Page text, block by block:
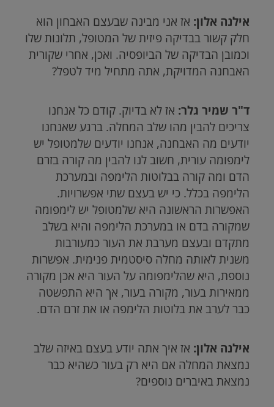
אילנה אלון: אז אני מבינה שבעצם האבחון הוא
חלק קשור בבדיקה פיזית של המטופל, תלונות שלו
וכמובן הבדיקה של הביופסיה. ואכן, אחרי שקורית
האבחנה המדויקת, אתה מתחיל מיד לטפל?
ד"ר שמיר גלר: אז לא בדיוק. קודם כל אנחנו
צריכים להבין מהו שלב המחלה. ברגע שאנחנו
יודעים מה האבחנה, אנחנו יודעים שלמטופל יש
לימפומה עורית, חשוב לנו להבין מה קורה בזרם
הדם ומה קורה בבלוטות הלימפה ובמערכת
הלימפה בכלל. כי יש בעצם שתי אפשרויות.
האפשרות הראשונה היא שלמטופל יש לימפומה
שמקורה בדם או במערכת הלימפה והיא בשלב
מתקדם ובעצם מערבת את העור כמעורבות
משנית לאותה מחלה סיסטמית פנימית. אפשרות
נוספת, היא שהלימפומה על העור היא אכן מקורה
ממאירות בעור, מקורה בעור, אך היא התפשטה
כבר לערב את בלוטות הלימפה או את זרם הדם.
אילנה אלון: אז איך אתה יודע בעצם באיזה שלב
נמצאת המחלה אם היא רק בעור כשהיא כבר
נמצאת באיברים נוספים?